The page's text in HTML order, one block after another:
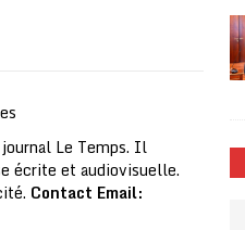
Le Temps. Il
écrite et audiovisuelle.
Contact Email: